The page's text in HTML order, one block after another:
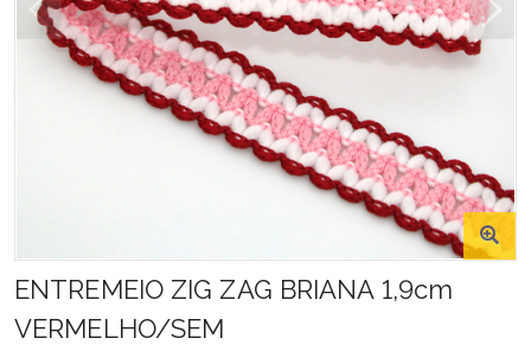
ENTREMEIO ZIG ZAG BRIANA 1,9cm
VERMELHO/SEM